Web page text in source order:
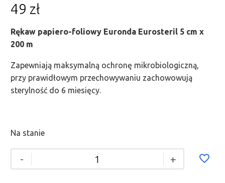
49 zł
Rękaw papiero-foliowy Euronda Eurosteril 5 cm x
200 m
Zapewniają maksymalną ochronę mikrobiologiczną,
przy prawidłowym przechowywaniu zachowowują
sterylność do 6 miesięcy.
Na stanie
- +